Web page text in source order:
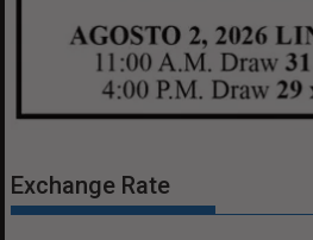
Exchange Rate